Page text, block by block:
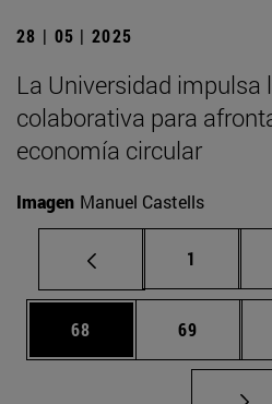
28 | 05 | 2025
La Universidad impulsa
colaborativa para
economía circular
Imagen Manuel Castells
Página
1
Página
68 Página
69